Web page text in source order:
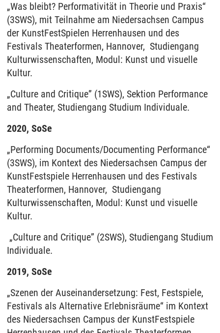
„Was bleibt? Performativität in Theorie und Praxis“
(3SWS), mit Teilnahme am Niedersachsen Campus
der KunstFestSpielen Herrenhausen und des
Festivals Theaterformen, Hannover, Studiengang
Kulturwissenschaften, Modul: Kunst und visuelle
Kultur.
„Culture and Critique” (1SWS), Sektion Performance
and Theater, Studiengang Studium Individuale.
2020, SoSe
„Performing Documents/Documenting Performance“
(3SWS), im Kontext des Niedersachsen Campus der
KunstFestspiele Herrenhausen und des Festivals
Theaterformen, Hannover, Studiengang
Kulturwissenschaften, Modul: Kunst und visuelle
Kultur.
„Culture and Critique” (2SWS), Studiengang Studium
Individuale.
2019, SoSe
„Szenen der Auseinandersetzung: Fest, Festspiele,
Festivals als Alternative Erlebnisräume“ im Kontext
des Niedersachsen Campus der KunstFestspiele